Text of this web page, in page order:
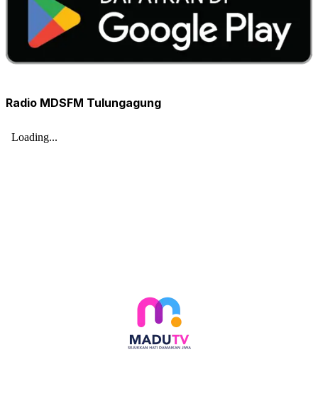
Radio MDSFM Tulungagung